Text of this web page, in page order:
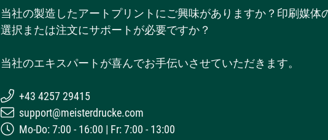
当社の製造したアートプリントにご興味がありますか？印刷媒体
選択または注文にサポートが必要ですか？
当社のエキスパートが喜んでお手伝いさせていただきます。
+43 4257 29415
support@meisterdrucke.com
Mo-Do: 7:00 - 16:00 | Fr: 7:00 - 13:00